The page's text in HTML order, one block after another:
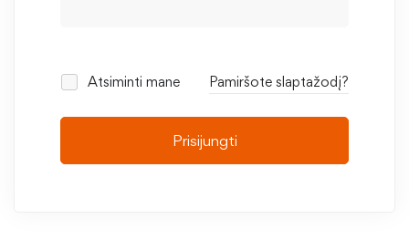
Atsiminti mane Pamiršote slaptažodį?
Prisijungti